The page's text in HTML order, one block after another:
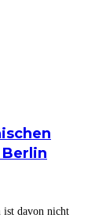
Berlin
ist davon nicht